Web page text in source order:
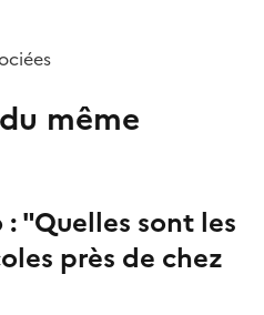
même
"Quelles sont les
près de chez